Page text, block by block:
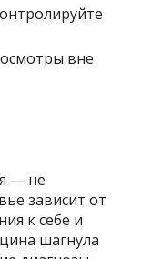
вне
— не
зависит от
к себе и
шагнула